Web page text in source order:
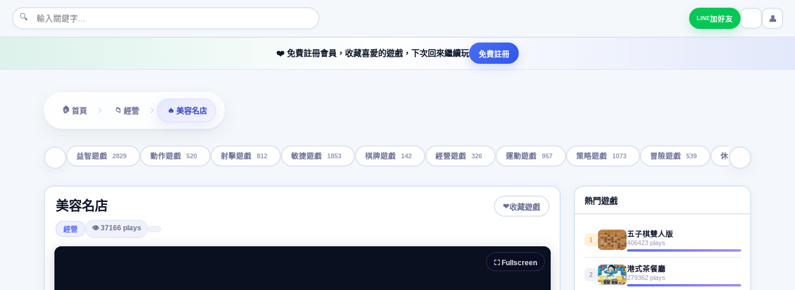
🔍 LINE加好友 👤
❤️ 免費註冊會員，收藏喜愛的遊戲，下次回來繼續玩 免費註冊
🏠 首頁 📁 經營 🔥 美容名店
益智遊戲 2829 動作遊戲 520 射擊遊戲 812 敏捷遊戲 1853 棋牌遊戲 142 經營遊戲 326 運動遊戲 957 策略遊戲 1073 冒險遊戲 539 休閒遊戲
美容名店 ❤收藏遊戲
經營 👁 37166 plays
⛶ Fullscreen
熱門遊戲
1
五子棋雙人版
406423 plays
2
港式茶餐廳
279362 plays